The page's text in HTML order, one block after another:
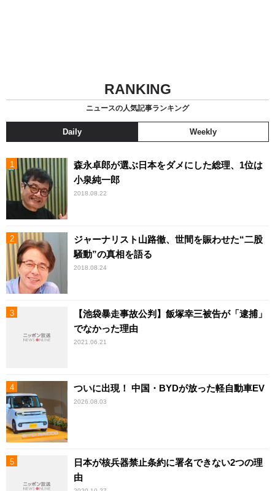
RANKING
ニュースの人気記事ランキング
Daily Weekly
森永卓郎が選ぶ日本をダメにした総理、1位は
小泉純一郎
2018.08.22
ジャーナリスト山路徹、世間を賑わせた“二股
騒動”の真相を語る
2018.08.24
【池袋暴走事故公判】飯塚幸三被告が「逮捕」
でなかった理由
2021.06.21
ついに出現！ 中国・BYDが放った軽自動車EV
2026.08.03
日本が核兵器禁止条約に署名できない2つの理
由